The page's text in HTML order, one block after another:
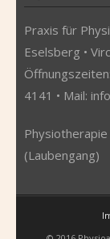
Praxis für
Eselsberg •
4141 • Mail:
(Laubengang)